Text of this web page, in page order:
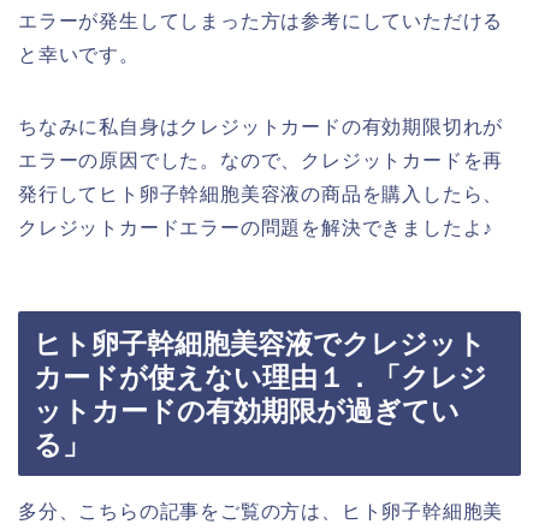
エラーが発生してしまった方は参考にしていただける
と幸いです。
ちなみに私自身はクレジットカードの有効期限切れが
エラーの原因でした。なので、クレジットカードを再
発行してヒト卵子幹細胞美容液の商品を購入したら、
クレジットカードエラーの問題を解決できましたよ♪
ヒト卵子幹細胞美容液でクレジット
カードが使えない理由１．「クレジ
ットカードの有効期限が過ぎてい
る」
多分、こちらの記事をご覧の方は、ヒト卵子幹細胞美